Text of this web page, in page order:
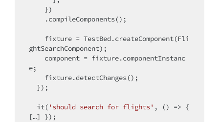
ghtSearchComponent);
e;
  it(
'should search for flights' , () => {
[…] });